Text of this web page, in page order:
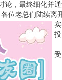
论，最终细化并
位老总们陆续离